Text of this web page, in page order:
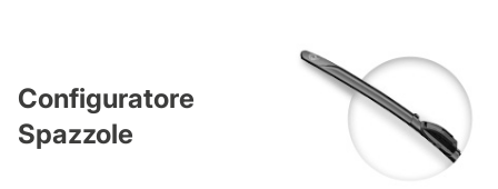
Configuratore
Spazzole